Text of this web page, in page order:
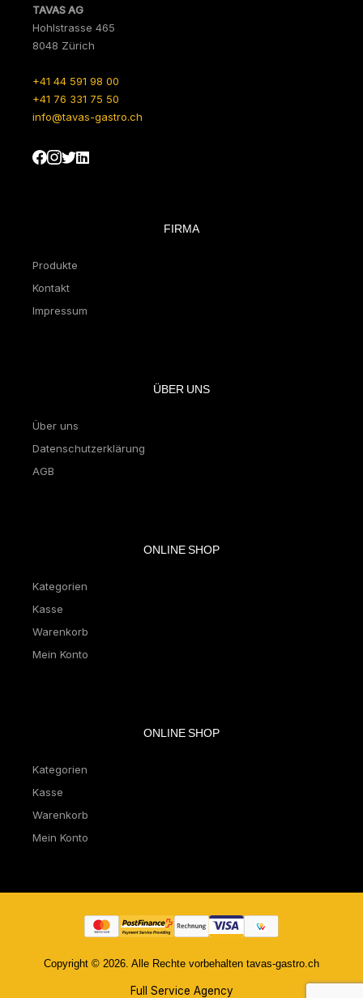
TAVAS AG
Hohlstrasse 465
8048 Zürich
+41 44 591 98 00
+41 76 331 75 50
info@tavas-gastro.ch
FIRMA
Produkte
Kontakt
Impressum
ÜBER UNS
Über uns
Datenschutzerklärung
AGB
ONLINE SHOP
Kategorien
Kasse
Warenkorb
Mein Konto
ONLINE SHOP
Kategorien
Kasse
Warenkorb
Mein Konto
Copyright © 2026. Alle Rechte vorbehalten tavas-gastro.ch
Full Service Agency